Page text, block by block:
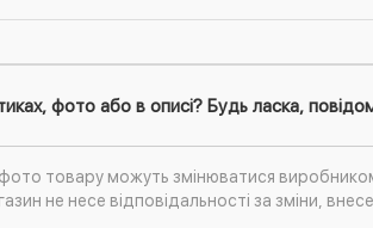
фото або в описі? Будь ласка,
товару можуть змінюватися
не несе відповідальності за зміни,